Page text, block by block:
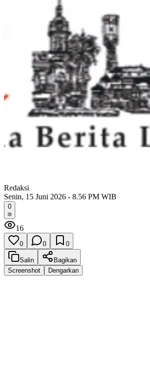
Redaksi
Senin, 15 Juni 2026 - 8.56 PM WIB
0
16
0 0 0
Salin
Bagikan
Screenshot
Dengarkan